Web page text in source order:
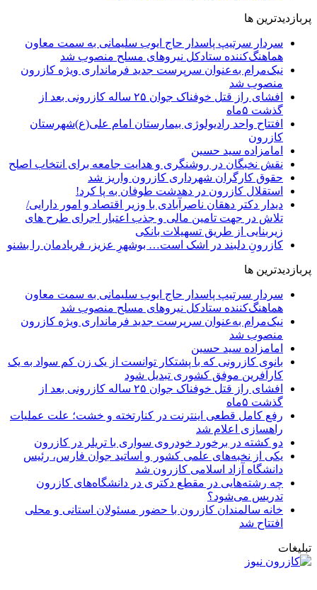
پربازدیدترین ها
سردار سرتیپ پاسدار حاج ایوب سلیمانی به سمت معاون
هماهنگ‌کننده ستادکل نیروهای مسلح منصوب شد
نیک‌مرام به‌عنوان سرپرست جدید فرمانداری ویژه کازرون
منصوب شد
افشای راز قتل خوفناک جوان ۲۵ ساله کازرونی بعد از
گذشت ۵ماه
افتتاح واحد رادیولوژی بیمارستان امام علی(ع)شهرستان
کازرون
امامزاده سید حسین
نقش نخبگان در روشنگری و هدایت‌ جامعه برای انتخاب اصلح
حقوق کارگران شهرداری کازرون واریز شد
استقلال کازرون در دهدشت طوفان به پا کرد!
دیدار دکتر دهقان ناصرآبادی با وزیر اقتصاد و امور دارایی/
تلاش در جهت تامین مالی و جذب اعتبار اجرای طرح های
زیربنایی از طریق تسهیلات بانکی
کازرونِ دلبند در اشک است… بوشهرِ عزیز، فریادمان را بشنو
پربازدیدترین ها
سردار سرتیپ پاسدار حاج ایوب سلیمانی به سمت معاون
هماهنگ‌کننده ستادکل نیروهای مسلح منصوب شد
نیک‌مرام به‌عنوان سرپرست جدید فرمانداری ویژه کازرون
منصوب شد
امامزاده سید حسین
بانوی کازرونی که با پشتکار توانست از یک زن کم سواد به یک
کارآفرین موفق کشوری تبدیل شود
افشای راز قتل خوفناک جوان ۲۵ ساله کازرونی بعد از
گذشت ۵ماه
رفع کامل قطعی اینترنت در کنارتخته و خشت؛ علت عملیات
راهسازی اعلام شد
دو کشته در برخورد خودروی سواری با تریلر در کازرون
یکی از نخبه‌های علمی کشور و اساتید جوان فارس، رئیس
دانشگاه آزاد اسلامی کازرون شد
چه رشته‌هایی در مقطع دکتری در دانشگاه‌های کازرون
تدریس می‌شود؟
خانه سالمندان کازرون با حضور مسئولان استانی و محلی
افتتاح شد
تبلیغات